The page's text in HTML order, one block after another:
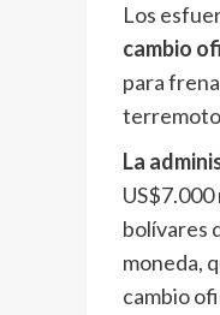
Los
cambio
para
La
bolívares
moneda,
cambio